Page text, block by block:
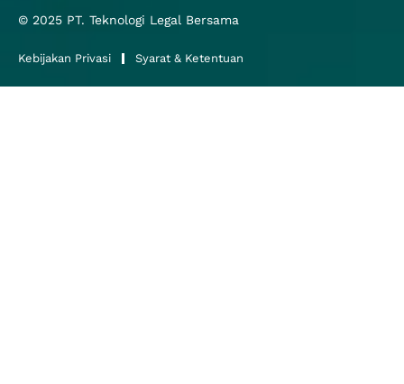
© 2025 PT. Teknologi Legal Bersama
Kebijakan Privasi Syarat & Ketentuan